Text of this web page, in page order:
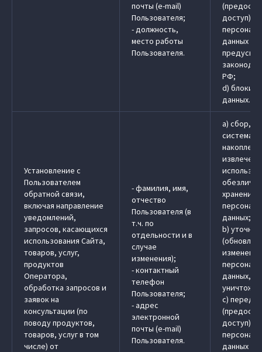
почты (e-mail)
Пользователя;
- должность,
место работы
Пользователя.
доступ)
данных в
РФ;
d)
данных.
Установление с
Пользователем
обратной связи,
включая направление
уведомлений,
запросов, касающихся
использования Сайта,
товаров, услуг,
продуктов
Оператора,
обработка запросов и
заявок на
консультации (по
поводу продуктов,
товаров, услуг в том
числе) от
- фамилия, имя,
отчество
Пользователя (в
т.ч. по
отдельности и в
случае
изменения);
- контактный
телефон
Пользователя;
- адрес
электронной
почты (e-mail)
Пользователя.
a) сбор,
хранение
данных;
b)
данных,
c)
доступ)
данных в